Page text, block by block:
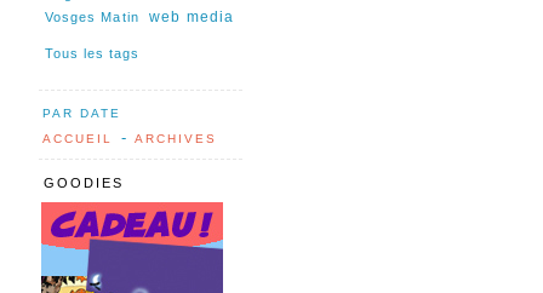
Vosges Matin
web media
Tous les tags
PAR DATE
ACCUEIL
- ARCHIVES
GOODIES